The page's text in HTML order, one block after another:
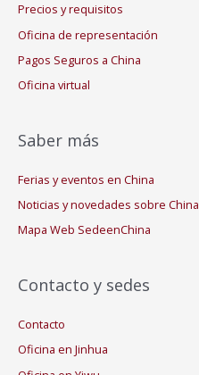
Precios y requisitos
Oficina de representación
Pagos Seguros a China
Oficina virtual
Saber más
Ferias y eventos en China
Noticias y novedades sobre China
Mapa Web SedeenChina
Contacto y sedes
Contacto
Oficina en Jinhua